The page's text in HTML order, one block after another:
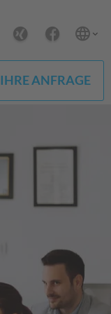
IHRE ANFRAGE